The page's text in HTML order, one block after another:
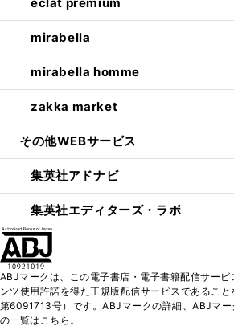
mirabella
mirabella homme
zakka market
その他WEBサービス
集英社アドナビ
集英社エディターズ・ラボ
ABJマークは、この電子書店・電子書籍配信サービ
ンツ使用許諾を得た正規版配信サービスであるこ
第6091713号）です。ABJマークの詳細、ABJマ
の一覧はこちら。